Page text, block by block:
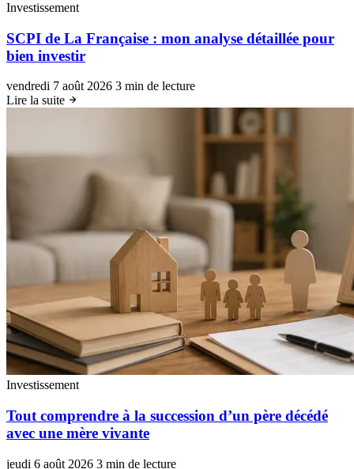
Investissement
SCPI de La Française : mon analyse détaillée pour
bien investir
vendredi 7 août 2026 3 min de lecture
Lire la suite
Investissement
Tout comprendre à la succession d’un père décédé
avec une mère vivante
jeudi 6 août 2026 3 min de lecture